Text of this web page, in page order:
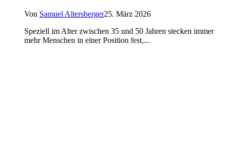
Von Samuel Altersberger25. März 2026
Speziell im Alter zwischen 35 und 50 Jahren stecken immer
mehr Menschen in einer Position fest,...